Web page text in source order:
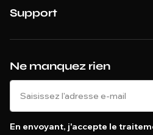
Ne manquez rien
En envoyant, j'accepte le
Support